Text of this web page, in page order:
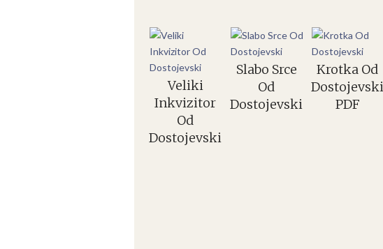
Veliki
Inkvizitor
Od
Dostojevski
Slabo Srce
Od
Dostojevski
Krotka Od
Dostojevski
PDF